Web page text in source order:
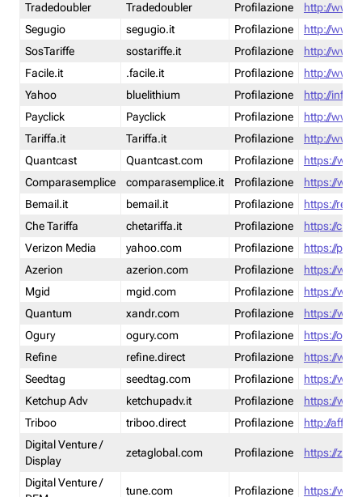
Tradedoubler
Tradedoubler Profilazione
http://
Segugio
segugio.it Profilazione
http://
SosTariffe
sostariffe.it Profilazione
http://
Facile.it
.facile.it Profilazione
http://
Yahoo
bluelithium Profilazione
http://
Payclick
Payclick Profilazione
http://
Tariffa.it
Tariffa.it Profilazione
http://
Quantcast
Quantcast.com Profilazione
https://
Comparasemplice
comparasemplice.it Profilazione
https://
Bemail.it
bemail.it Profilazione
https://
Che Tariffa
chetariffa.it Profilazione
https://
Verizon Media
yahoo.com Profilazione
https://
Azerion
azerion.com Profilazione
https://
Mgid
mgid.com Profilazione
https://
Quantum
xandr.com Profilazione
https://
Ogury
ogury.com Profilazione
https://
Refine
refine.direct Profilazione
https://
Seedtag
seedtag.com Profilazione
https://
Ketchup Adv
ketchupadv.it Profilazione
https://
Triboo
triboo.direct Profilazione
http://
Digital Venture /
Display
zetaglobal.com Profilazione https://
Digital Venture /
tune.com Profilazione https://